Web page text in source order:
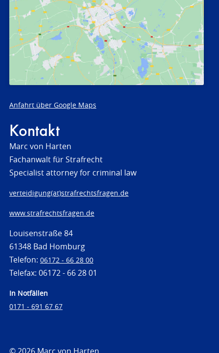
Anfahrt über Google Maps
Kontakt
Marc von Harten
Fachanwalt für Strafrecht
Specialist attorney for criminal law
verteidigung(at)strafrechtsfragen.de
www.strafrechtsfragen.de
Louisenstraße 84
61348 Bad Homburg
Telefon: 06172 - 66 28 00
Telefax: 06172 - 66 28 01
In Notfällen
0171 - 691 67 67